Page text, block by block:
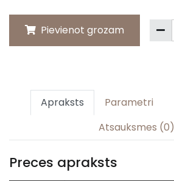
Pievienot grozam
Apraksts Parametri
Atsauksmes (0)
Preces apraksts